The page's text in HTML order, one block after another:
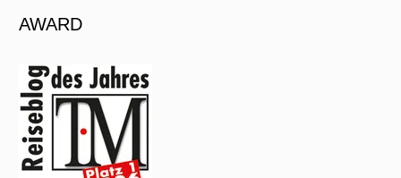
AWARD